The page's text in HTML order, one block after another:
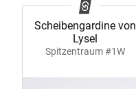
Scheibengardine von
Lysel
Spitzentraum #1W